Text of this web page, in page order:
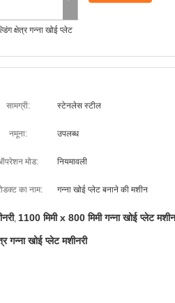
क्षेत्र गन्ना खोई प्लेट
सामग्री: स्टेनलेस स्टील
नमूना: उपलब्ध
मोड: नियमावली
का नाम: गन्ना खोई प्लेट बनाने की मशीन
, 1100 मिमी x 800 मिमी गन्ना खोई प्लेट
गन्ना खोई प्लेट मशीनरी